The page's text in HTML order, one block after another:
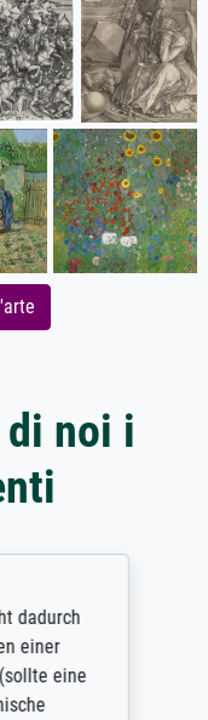
di noi i
dadurch
einer
eine